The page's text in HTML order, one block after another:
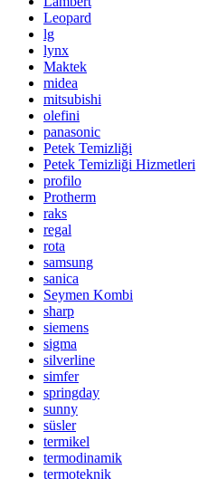
Leopard
lg
lynx
Maktek
midea
mitsubishi
olefini
panasonic
Petek Temizliği
Petek Temizliği Hizmetleri
profilo
Protherm
raks
regal
rota
samsung
sanica
Seymen Kombi
sharp
siemens
sigma
silverline
simfer
springday
sunny
süsler
termikel
termodinamik
termoteknik